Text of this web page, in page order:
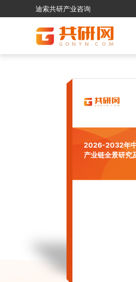
迪索共研产业咨询
2026-2032年中
产业链全景研究